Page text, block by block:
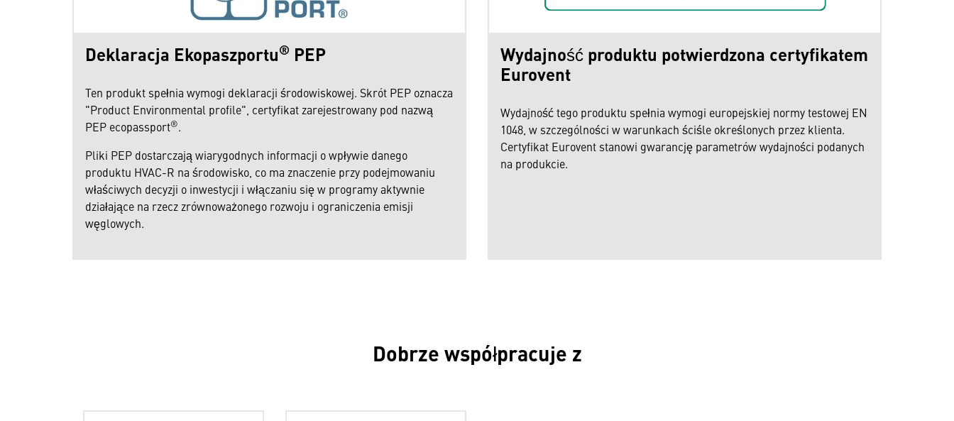
Deklaracja Ekopaszportu® PEP
Ten produkt spełnia wymogi deklaracji środowiskowej. Skrót PEP oznacza
"Product Environmental profile", certyfikat zarejestrowany pod nazwą
PEP ecopassport®.
Pliki PEP dostarczają wiarygodnych informacji o wpływie danego
produktu HVAC-R na środowisko, co ma znaczenie przy podejmowaniu
właściwych decyzji o inwestycji i włączaniu się w programy aktywnie
działające na rzecz zrównoważonego rozwoju i ograniczenia emisji
węglowych.
Wydajność produktu potwierdzona certyfikatem
Eurovent
Wydajność tego produktu spełnia wymogi europejskiej normy testowej EN
1048, w szczególności w warunkach ściśle określonych przez klienta.
Certyfikat Eurovent stanowi gwarancję parametrów wydajności podanych
na produkcie.
Dobrze współpracuje z